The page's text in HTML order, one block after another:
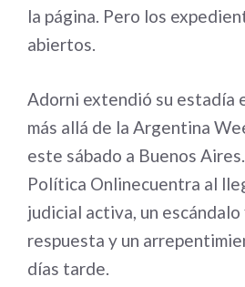
la página. Pero los
abiertos.
Adorni extendió su estadía
más allá de la Argentina
este sábado a Buenos
Política Onlinecuentra al
judicial activa, un
respuesta y un
días tarde.